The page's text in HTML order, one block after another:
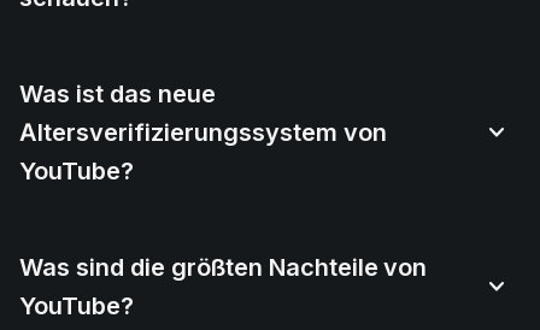
Was ist das neue
Altersverifizierungssystem von
YouTube?
Was sind die größten Nachteile von
YouTube?